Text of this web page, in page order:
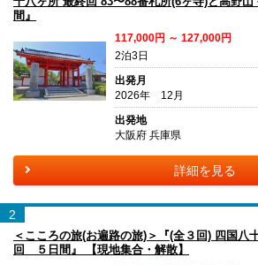
間』
117,000円 ～ 127,000円
2泊3日
出発月
2026年 12月
出発地
大阪府 兵庫県
詳細を見る
2
＜こころの旅(お遍路の旅)＞『(全３回) 四国
回 ５日間』 【現地集合・解散】